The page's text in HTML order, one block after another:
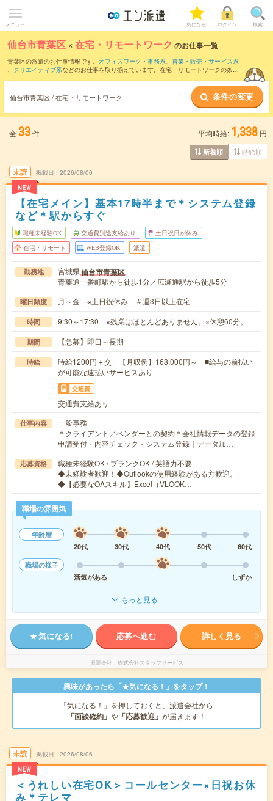
メニュー 気になる! ログイン 検索
仙台市青葉区 ×在宅・リモートワーク のお仕事一覧
青葉区の派遣のお仕事情報です。 オフィスワーク・事務系、 営業・販売・サービス系
、 クリエイティブ系などのお仕事を取り揃えています。在宅・リモートワークの条件
仙台市青葉区 / 在宅・リモートワーク 条件の変更
全 33件 平均時給: 1,338 円
新着順 時給順
未読
NEW
掲載日 2026/08/06
【在宅メイン】基本17時半まで＊システム登録
など＊駅からすぐ
職種未経験OK 交通費別途支給あり 土日祝日が休み
在宅・リモート WEB登録OK 派遣
勤務地 宮城県仙台市青葉区
青葉通一番町駅から徒歩1分／広瀬通駅から徒歩5分
曜日頻度 月～金 ※土日祝休み ＃週3日以上在宅
時間 9:30～17:30 ※残業はほとんどありません。※休憩60分。
期間 【急募】即日～長期
時給
時給1200円＋交 【月収例】168,000円～ ■給与の前払い
が可能な速払いサービスあり
交通費
交通費支給あり
仕事内容
一般事務
＊クライアント／ベンダーとの契約＊会社情報データの登録
申請受付・内容チェック・システム登録｜データ加…
応募資格
職種未経験OK / ブランクOK / 英語力不要
◆未経験者歓迎！◆Outlookの使用経験がある方歓迎。
◆【必要なOAスキル】Excel（VLOOK…
職場の雰囲気
年齢層
20代
30代 40代 50代
60代
職場の様子
活気がある
しずか
もっと見る
気になる! 応募へ進む 詳しく見る
派遣会社 株式会社スタッフサービス
興味があったら「★気になる！」をタップ！
「気になる！」を押しておくと、派遣会社から
「面談確約」 や 「応募歓迎」 が届きます！
未読
NEW
掲載日 2026/08/06
＜うれしい在宅OK＞コールセンター×日祝お休
み＊テレマ